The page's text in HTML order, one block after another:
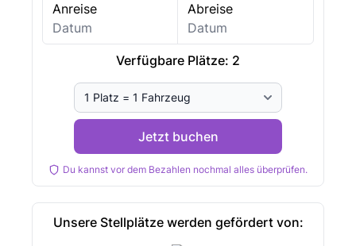
Anreise Abreise
Verfügbare Plätze: 2
Jetzt buchen
Du kannst vor dem Bezahlen nochmal alles überprüfen.
Unsere Stellplätze werden gefördert von: